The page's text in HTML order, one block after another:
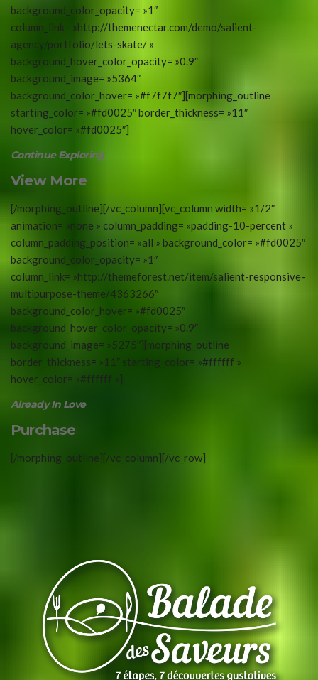
background_color_opacity= »1″
column_link= »http://themenectar.com/demo/salient-
agency/portfolio/lets-skate/ »
background_hover_color_opacity= »0.9″
background_image= »5364″
background_color_hover= »#f7f7f7″][morphing_outline
starting_color= »#fd0025″ border_thickness= »11″
hover_color= »#fd0025″]
Continue Exploring
View More
[/morphing_outline][/vc_column][vc_column width= »1/2″
animation= »none » column_padding= »padding-10-percent »
column_padding_position= »all » background_color= »#fd0025″
background_color_opacity= »1″
column_link= »http://themeforest.net/item/salient-responsive-
multipurpose-theme/4363266″
background_color_hover= »#fd0025″
background_hover_color_opacity= »0.9″
background_image= »5275″][morphing_outline
border_thickness= »11″ starting_color= »#ffffff »
hover_color= »#ffffff »]
Already In Love
Purchase
[/morphing_outline][/vc_column][/vc_row]